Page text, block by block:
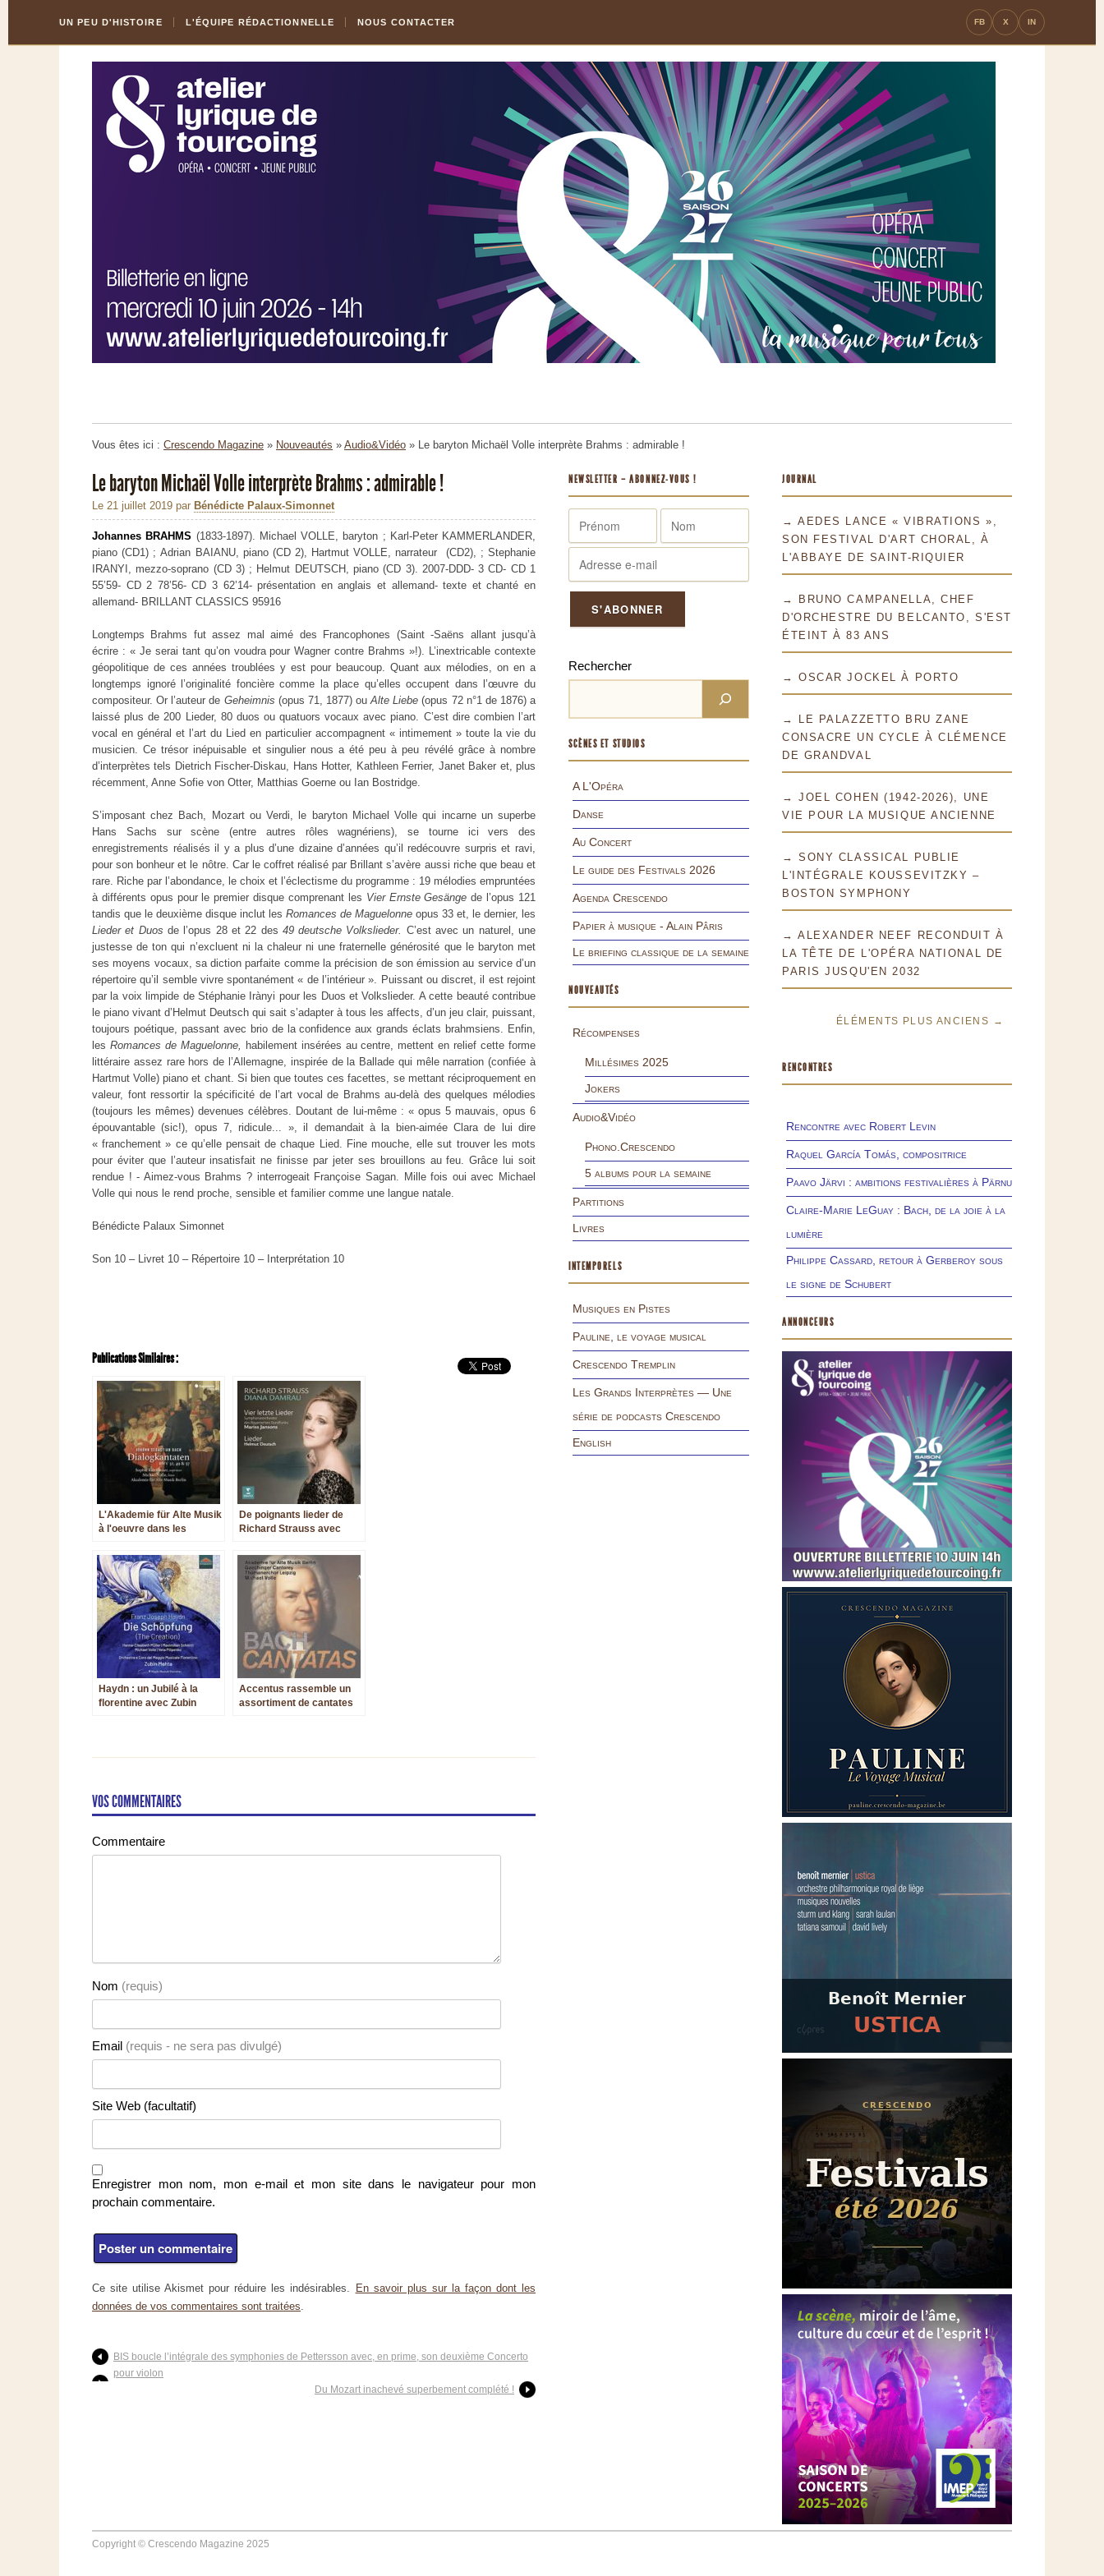
Content
la
UN PEU D'HISTOIRE L'ÉQUIPE RÉDACTIONNELLE NOUS CONTACTER FB X IN
Vous êtes ici : Crescendo Magazine » Nouveautés » Audio&Vidéo » Le baryton Michaël Volle interprète Brahms : admirable !
Le baryton Michaël Volle interprète Brahms : admirable !
Le 21 juillet 2019 par Bénédicte Palaux-Simonnet
Johannes BRAHMS (1833-1897). Michael VOLLE, baryton ; Karl-Peter KAMMERLANDER,
piano (CD1) ;Adrian BAIANU, piano (CD 2), Hartmut VOLLE, narrateur (CD2), ; Stephanie
IRANYI, mezzo-soprano (CD 3) ; Helmut DEUTSCH, piano (CD 3). 2007-DDD- 3 CD- CD 1
55’59- CD 2 78’56- CD 3 62’14- présentation en anglais et allemand- texte et chanté en
allemand- BRILLANT CLASSICS 95916
Longtemps Brahms fut assez mal aimé des Francophones (Saint -Saëns allant jusqu’à
écrire : « Je serai tant qu’on voudra pour Wagner contre Brahms »!). L’inextricable contexte
géopolitique de ces années troublées y est pour beaucoup. Quant aux mélodies, on en a
longtemps ignoré l’originalité foncière comme la place qu’elles occupent dans l’œuvre du
compositeur. Or l’auteur de Geheimnis (opus 71, 1877) ouAlte Liebe(opus 72 n°1 de 1876) a
laissé plus de 200 Lieder, 80 duos ou quatuors vocaux avec piano. C’est dire combien l’art
vocal en général et l’art du Lied en particulier accompagnent « intimement » toute la vie du
musicien. Ce trésor inépuisable et singulier nous a été peu à peu révélé grâce à nombre
d’interprètes tels Dietrich Fischer-Diskau, Hans Hotter, Kathleen Ferrier, Janet Baker et, plus
récemment, Anne Sofie von Otter, Matthias Goerne ou Ian Bostridge.
S’imposant chez Bach, Mozart ou Verdi, le baryton Michael Volle qui incarne un superbe
Hans Sachs sur scène (entre autres rôles wagnériens), se tourne ici vers des
enregistrements réalisés il y a plus d’une dizaine d’années qu’il redécouvre surpris et ravi,
pour son bonheur et le nôtre. Car le coffret réalisé par Brillant s’avère aussi riche que beau et
rare. Riche par l’abondance, le choix et l’éclectisme du programme : 19 mélodies empruntées
à différents opus pour le premier disque comprenant les Vier Ernste Gesänge de l’opus 121
tandis que le deuxième disque inclut les Romances de Maguelonne opus 33 et, le dernier, les
Lieder et Duos de l’opus 28 et 22 des 49 deutsche Volkslieder. C’est avec un naturel, une
justesse de ton qui n’excluent ni la chaleur ni une fraternelle générosité que le baryton met
ses moyens vocaux, sa diction parfaite comme la précision de son émission au service d’un
répertoire qu’il semble vivre spontanément « de l’intérieur ». Puissant ou discret, il est rejoint
par la voix limpide de Stéphanie Irànyi pour les Duos et Volkslieder. A cette beauté contribue
le piano vivant d’Helmut Deutsch qui sait s’adapter à tous les affects, d’un jeu clair, puissant,
toujours poétique, passant avec brio de la confidence aux grands éclats brahmsiens. Enfin,
les Romances de Maguelonne, habilement insérées au centre, mettent en relief cette forme
littéraire assez rare hors de l’Allemagne, inspirée de la Ballade qui mêle narration (confiée à
Hartmut Volle) piano et chant. Si bien que toutes ces facettes, se mettant réciproquement en
valeur, font ressortir la spécificité de l’art vocal de Brahms au-delà des quelques mélodies
(toujours les mêmes) devenues célèbres. Doutant de lui-même : « opus 5 mauvais, opus 6
épouvantable (sic!), opus 7, ridicule... », il demandait à la bien-aimée Clara de lui dire
« franchement » ce qu’elle pensait de chaque Lied. Fine mouche, elle sut trouver les mots
pour éviter que l’auteur insatisfait ne finisse par jeter ses brouillons au feu. Grâce lui soit
rendue ! - Aimez-vous Brahms ? interrogeait Françoise Sagan. Mille fois oui avec Michael
Volle qui nous le rend proche, sensible et familier comme une langue natale.
Bénédicte Palaux Simonnet
Son 10 – Livret 10 – Répertoire 10 – Interprétation 10
Publications Similaires :
L'Akademie für Alte Musik
à l'oeuvre dans les
De poignants lieder de
Richard Strauss avec
Jansons et Helmut
Deutsch
Haydn : un Jubilé à la
florentine avec Zubin
Accentus rassemble un
assortiment de cantates
VOS COMMENTAIRES
Commentaire
Nom (requis)
Email (requis - ne sera pas divulgé)
Site Web (facultatif)
Enregistrer mon nom, mon e-mail et mon site dans le navigateur pour mon
prochain commentaire.
Ce site utilise Akismet pour réduire les indésirables.
En savoir plus sur la façon dont les
données de vos commentaires sont traitées.
BIS boucle l’intégrale des symphonies de Pettersson avec, en prime, son deuxième Concerto
pour violon
Du Mozart inachevé superbement complété !
NEWSLETTER – ABONNEZ-VOUS !
Rechercher
SCÈNES ET STUDIOS
A L'Opéra
Danse
Au Concert
Le guide des Festivals 2026
Agenda Crescendo
Papier à musique - Alain Pâris
Le briefing classique de la semaine
NOUVEAUTÉS
Récompenses
Millésimes 2025
Jokers
Audio&Vidéo
Phono.Crescendo
5 albums pour la semaine
Partitions
Livres
INTEMPORELS
Musiques en Pistes
Pauline, le voyage musical
Crescendo Tremplin
Les Grands Interprètes — Une
série de podcasts Crescendo
English
JOURNAL
→ AEDES LANCE « VIBRATIONS »,
SON FESTIVAL D'ART CHORAL, À
L'ABBAYE DE SAINT-RIQUIER
→ BRUNO CAMPANELLA, CHEF
D'ORCHESTRE DU BELCANTO, S'EST
ÉTEINT À 83 ANS
→ OSCAR JOCKEL À PORTO
→ LE PALAZZETTO BRU ZANE
CONSACRE UN CYCLE À CLÉMENCE
DE GRANDVAL
→ JOEL COHEN (1942-2026), UNE
VIE POUR LA MUSIQUE ANCIENNE
→ SONY CLASSICAL PUBLIE
L'INTÉGRALE KOUSSEVITZKY –
BOSTON SYMPHONY
→ ALEXANDER NEEF RECONDUIT À
LA TÊTE DE L'OPÉRA NATIONAL DE
PARIS JUSQU'EN 2032
ÉLÉMENTS PLUS ANCIENS →
RENCONTRES
Rencontre avec Robert Levin
Raquel García Tomás, compositrice
Paavo Järvi : ambitions festivalières à Pärnu
Claire-Marie LeGuay : Bach, de la joie à la
lumière
Philippe Cassard, retour à Gerberoy sous
le signe de Schubert
ANNONCEURS
Copyright © Crescendo Magazine 2025